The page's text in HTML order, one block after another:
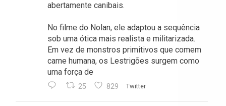
abertamente canibais.
No filme do Nolan, ele adaptou a sequência
sob uma ótica mais realista e militarizada.
Em vez de monstros primitivos que comem
carne humana, os Lestrigões surgem como
uma força de
25 829 Twitter